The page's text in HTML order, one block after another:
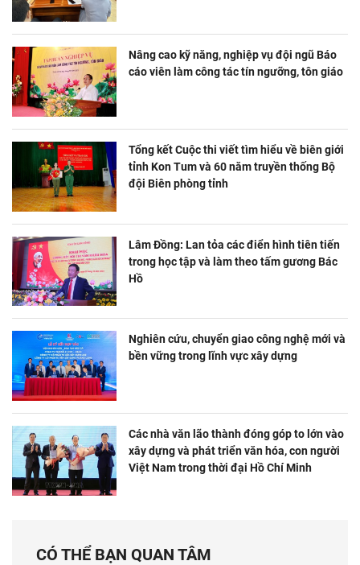
Nâng cao kỹ năng, nghiệp vụ đội ngũ Báo
cáo viên làm công tác tín ngưỡng, tôn giáo
Tổng kết Cuộc thi viết tìm hiểu về biên giới
tỉnh Kon Tum và 60 năm truyền thống Bộ
đội Biên phòng tỉnh
Lâm Đồng: Lan tỏa các điển hình tiên tiến
trong học tập và làm theo tấm gương Bác
Hồ
Nghiên cứu, chuyển giao công nghệ mới và
bền vững trong lĩnh vực xây dựng
Các nhà văn lão thành đóng góp to lớn vào
xây dựng và phát triển văn hóa, con người
Việt Nam trong thời đại Hồ Chí Minh
CÓ THỂ BẠN QUAN TÂM